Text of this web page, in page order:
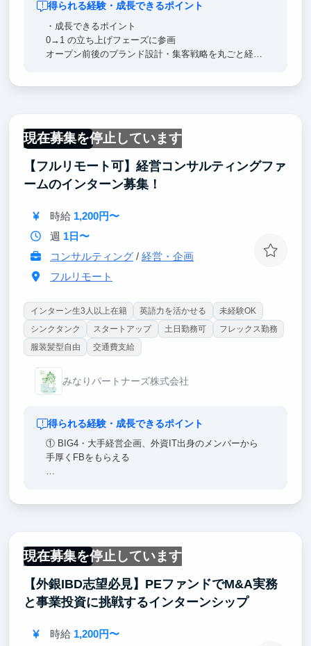
得られる経験・成長できるポイント
・成長できるポイント
0→1 の立ち上げフェーズに参画
オープン前後のブランド設計・集客戦略を丸ごと経験
・訪日旅行者マーケティングを学べる
英語・中国語LPづくりやOTA（Klook など）連携を担
当し、インバウンド集客の基礎を習得。
週次 P/L レポートを作成し、売上・客単価・広告 ROI
をもとに次の施策を提案します
・シリアルアントレプレナー直下で裁量大
上司は 30 歳・4社起業／2社売却経験者
現在募集を停止しています
フルリモート
【フルリモート可】経営コンサルティングファ
ームのインターン募集！
時給 1,200円〜
週 1日〜
コンサルティング/ 経営・企画
フルリモート
インターン生3人以上在籍 英語力を活かせる
未経験OK
シンクタンク
スタートアップ 土日勤務可
フレックス勤務
服装髪型自由
交通費支給
みなりパートナーズ株式会社
得られる経験・成長できるポイント
① BIG4・大手経営企画、外資IT出身のメンバーから
手厚くFBをもらえる
仕事術」や「仕事の全体感を把握した上での、経営視
点の意思決定」を習得できます。
② 大手コンサル2・3年目と同様の経験ができる
社メンバーが認めれば自身の領域を持ってクライアン
現在募集を停止しています
フルリモート
【外銀IBD志望必見】PEファンドでM&A実務
と事業投資に挑戦するインターンシップ
時給 1,200円〜